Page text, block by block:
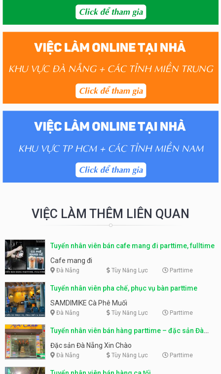
VIỆC LÀM THÊM LIÊN QUAN
Tuyển nhân viên bán cafe mang đi parttime, fulltime
Cafe mang đi
Đà Nẵng Tùy Năng Lực Parttime
Tuyển nhân viên pha chế, phục vụ bàn parttime
SAMDIMIKE Cà Phê Muối
Đà Nẵng Tùy Năng Lực Parttime
Tuyển nhân viên bán hàng parttime – đặc sản Đà
Nẵng
Đặc sản Đà Nẵng Xin Chào
Đà Nẵng Tùy Năng Lực Parttime